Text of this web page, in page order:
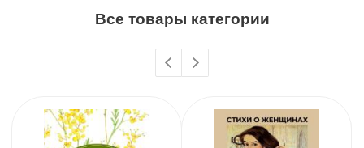
Все товары категории